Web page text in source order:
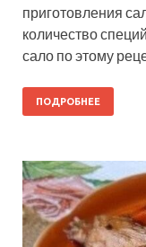
приготовления
количество
сало по этому
ПОДРОБНЕЕ